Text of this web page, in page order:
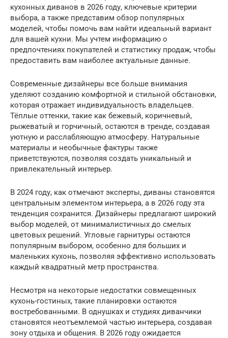
кухонных диванов в 2026 году, ключевые критерии
выбора, а также представим обзор популярных
моделей, чтобы помочь вам найти идеальный вариант
для вашей кухни. Мы учтем информацию о
предпочтениях покупателей и статистику продаж, чтобы
предоставить вам наиболее актуальные данные.
Современные дизайнеры все больше внимания
уделяют созданию комфортной и стильной обстановки,
которая отражает индивидуальность владельцев.
Тёплые оттенки, такие как бежевый, коричневый,
рыжеватый и горчичный, остаются в тренде, создавая
уютную и расслабляющую атмосферу. Натуральные
материалы и необычные фактуры также
приветствуются, позволяя создать уникальный и
привлекательный интерьер.
В 2024 году, как отмечают эксперты, диваны становятся
центральным элементом интерьера, а в 2026 году эта
тенденция сохранится. Дизайнеры предлагают широкий
выбор моделей, от минималистичных до смелых
цветовых решений. Угловые гарнитуры остаются
популярным выбором, особенно для больших и
маленьких кухонь, позволяя эффективно использовать
каждый квадратный метр пространства.
Несмотря на некоторые недостатки совмещенных
кухонь-гостиных, такие планировки остаются
востребованными. В однушках и студиях диванчики
становятся неотъемлемой частью интерьера, создавая
зону отдыха и общения. В 2026 году ожидается